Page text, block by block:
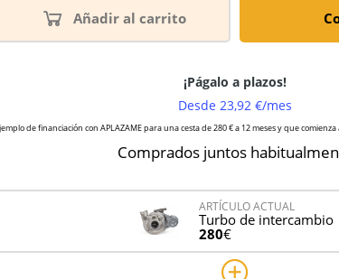
Añadir al carrito
Comprados juntos
ARTÍCULO ACTUAL
Turbo de intercambio
280€